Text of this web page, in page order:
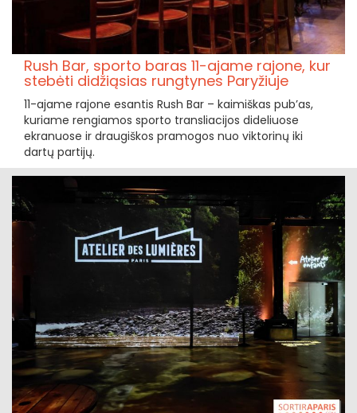
Rush Bar, sporto baras 11-ajame rajone, kur
stebėti didžiąsias rungtynes Paryžiuje
11-ajame rajone esantis Rush Bar – kaimiškas pub’as,
kuriame rengiamos sporto transliacijos dideliuose
ekranuose ir draugiškos pramogos nuo viktorinų iki
dartų partijų.